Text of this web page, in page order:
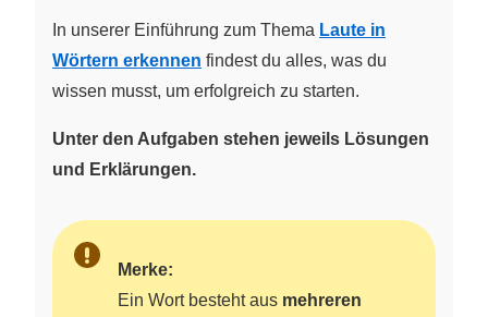
In unserer Einführung zum Thema Laute in
Wörtern erkennen findest du alles, was du
wissen musst, um erfolgreich zu starten.
Unter den Aufgaben stehen jeweils Lösungen
und Erklärungen.
Merke:
Ein Wort besteht aus mehreren